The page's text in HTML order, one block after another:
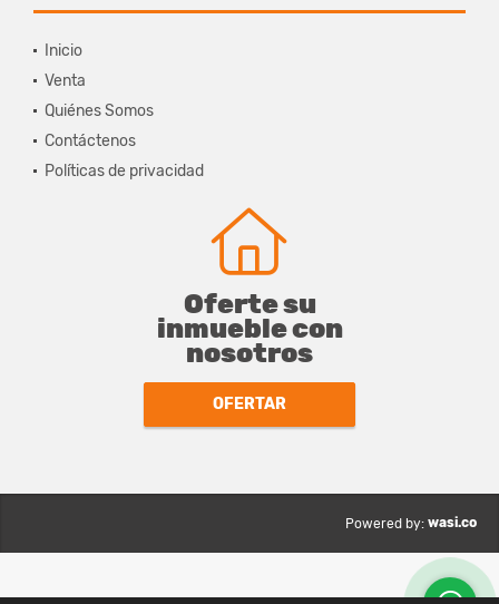
Inicio
Venta
Quiénes Somos
Contáctenos
Políticas de privacidad
Oferte su
inmueble con
nosotros
OFERTAR
Powered by: wasi.co